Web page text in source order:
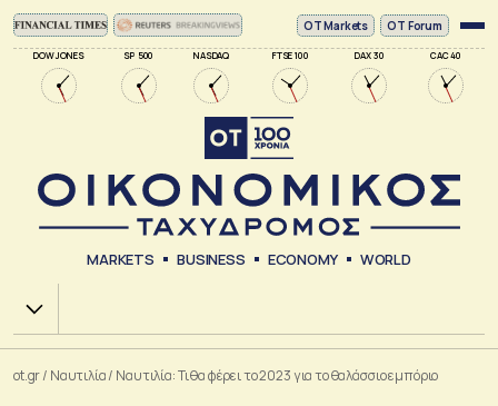
DOW JONES SP 500 NASDAQ FTSE 100 DAX 30 CAC 40
ΟΤ Markets OT Forum
MARKETS BUSINESS ECONOMY WORLD
Χ.Α.
ot.gr/ Ναυτιλία/ Ναυτιλία: Τι θα φέρει το 2023 για το θαλάσσιο εμπόριο